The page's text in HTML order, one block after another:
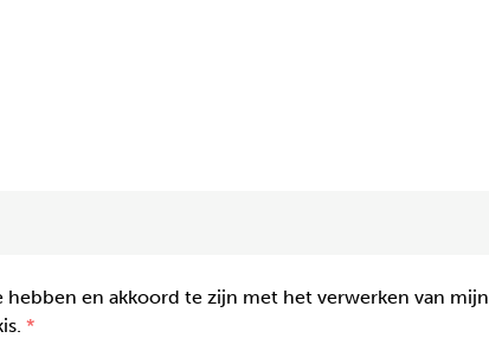
hebben en akkoord te zijn met het verwerken van mijn